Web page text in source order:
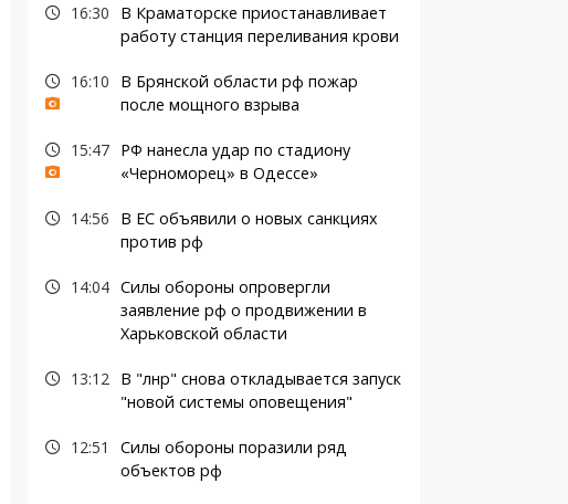
16:30
В Краматорске приостанавливает
работу станция переливания крови
16:10
В Брянской области рф пожар
после мощного взрыва
15:47
РФ нанесла удар по стадиону
«Черноморец» в Одессе»
14:56
В ЕС объявили о новых санкциях
против рф
14:04 Силы обороны опровергли
заявление рф о продвижении в
Харьковской области
13:12
В "лнр" снова откладывается запуск
"новой системы оповещения"
12:51
Силы обороны поразили ряд
объектов рф